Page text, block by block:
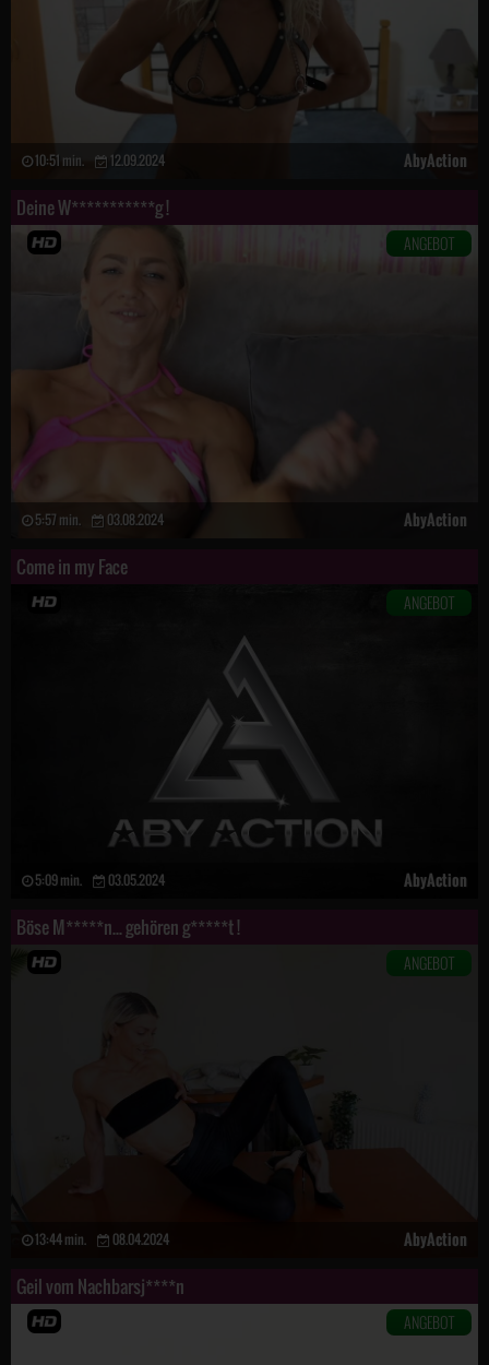
10:51 min. 12.09.2024 AbyAction
Deine W***********g !
ANGEBOT
5:57 min. 03.08.2024 AbyAction
Come in my Face
ANGEBOT
5:09 min. 03.05.2024 AbyAction
Böse M*****n... gehören g*****t !
ANGEBOT
13:44 min. 08.04.2024 AbyAction
Geil vom Nachbarsj****n
ANGEBOT